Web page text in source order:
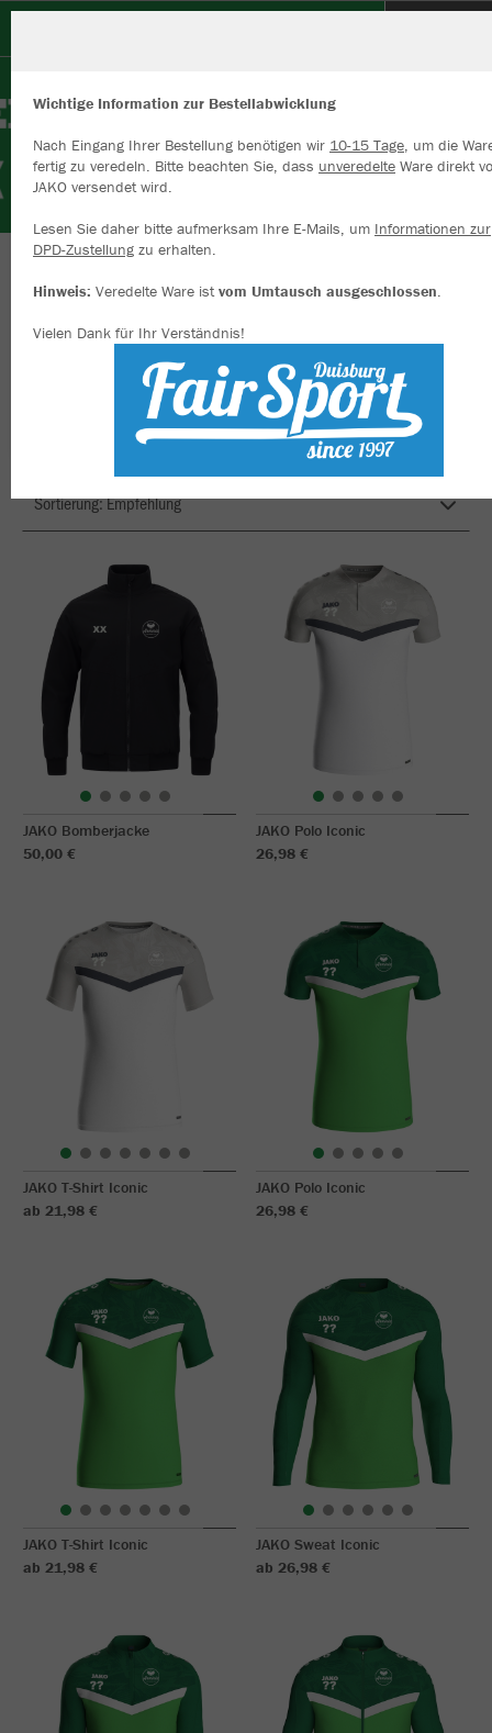
Herzlich willkommen im Vereinsshop der DJK
Arminia Klosterhardt 1923
Farbe
JAKO Bomberjacke
50,00 €
JAKO Polo Iconic
26,98 €
JAKO T-Shirt Iconic
ab 21,98 €
JAKO Polo Iconic
26,98 €
JAKO T-Shirt Iconic
ab 21,98 €
JAKO Sweat Iconic
ab 26,98 €
Wichtige Information zur Bestellabwicklung
Nach Eingang Ihrer Bestellung benötigen wir 10-15 Tage, um die
fertig zu veredeln. Bitte beachten Sie, dass unveredelte Ware direkt
JAKO versendet wird.
Lesen Sie daher bitte aufmerksam Ihre E-Mails, um Informationen zur
DPD-Zustellung zu erhalten.
Hinweis: Veredelte Ware istvom Umtausch ausgeschlossen.
Vielen Dank für Ihr Verständnis!
Wir verwenden Cookies
Inhalte anzeigen und unsere Website verbessern. Weitere
zu den Cookies findest Du in den Einstellungen.
Alle akzeptieren
Alle ablehnen
mehr Infos
Datenschutz
Impressum